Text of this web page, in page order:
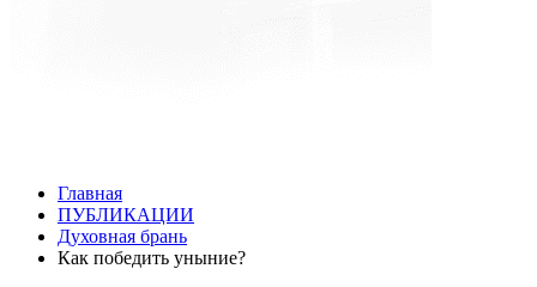
Главная
ПУБЛИКАЦИИ
Духовная брань
Как победить уныние?